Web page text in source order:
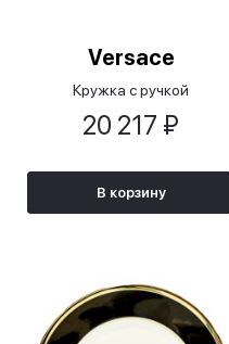
Versace
Кружка с ручкой
20 217 ₽
В корзину